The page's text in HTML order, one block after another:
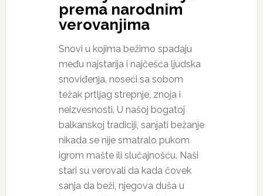
prema narodnim
verovanjima
Snovi u kojima bežimo spadaju
među najstarija i najčešća ljudska
snoviđenja, noseći sa sobom
težak prtljag strepnje, znoja i
neizvesnosti. U našoj bogatoj
balkanskoj tradiciji, sanjati bežanje
nikada se nije smatralo pukom
igrom mašte ili slučajnošću. Naši
stari su verovali da kada čovek
sanja da beži, njegova duša u